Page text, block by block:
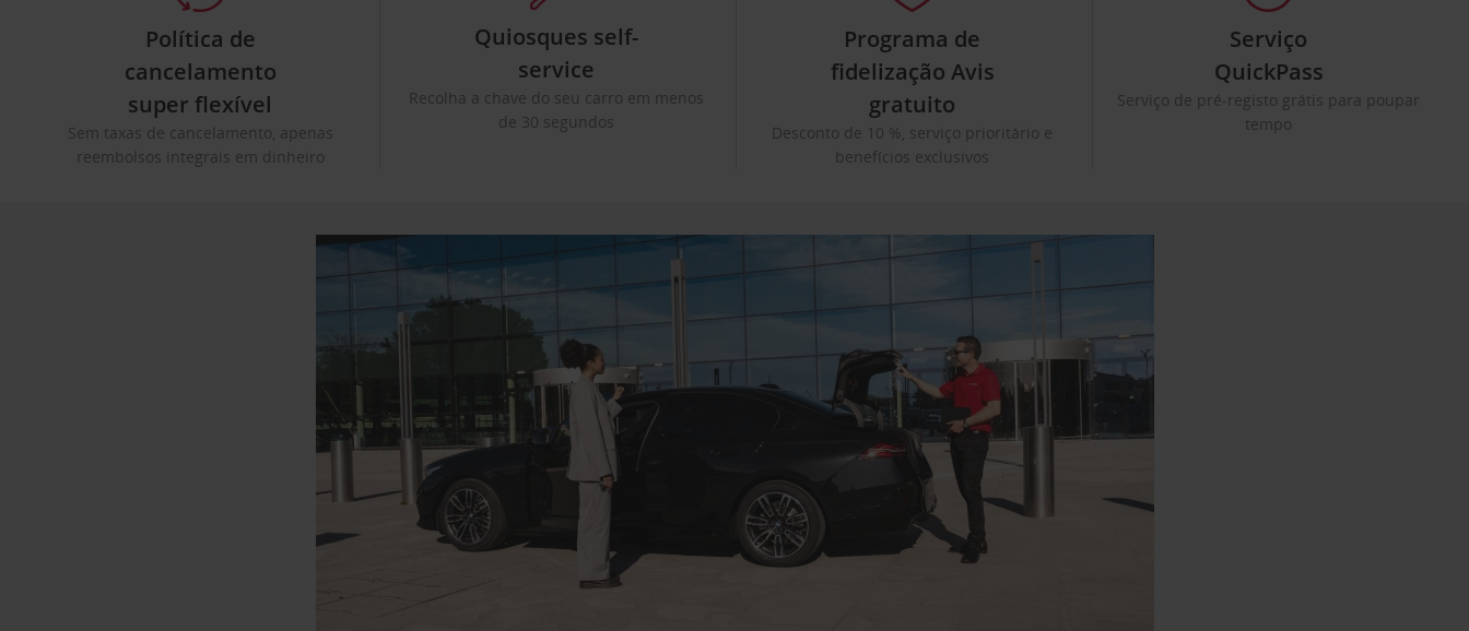
Política de
cancelamento
super flexível
Sem taxas de cancelamento, apenas
reembolsos integrais em dinheiro
Quiosques self-
service
Recolha a chave do seu carro em menos
de 30 segundos
Programa de
fidelização Avis
gratuito
Desconto de 10 %, serviço prioritário e
benefícios exclusivos
Serviço
QuickPass
Serviço de pré-registo grátis para poupar
tempo